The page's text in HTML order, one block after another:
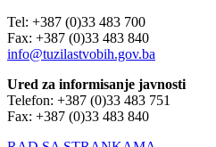
Tel: +387 (0)33 483 700
Fax: +387 (0)33 483 840
info@tuzilastvobih.gov.ba
Ured za informisanje javnosti
Telefon: +387 (0)33 483 751
Fax: +387 (0)33 483 840